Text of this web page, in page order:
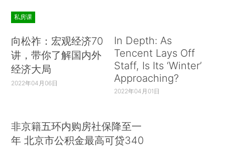
私房课
向松祚：宏观经济70
讲，带你了解国内外
经济大局
2022年04月06日
In Depth: As
Tencent Lays Off
Staff, Is Its ‘Winter’
Approaching?
2022年04月01日
非京籍五环内购房社保降至一
年 北京市公积金最高可贷340